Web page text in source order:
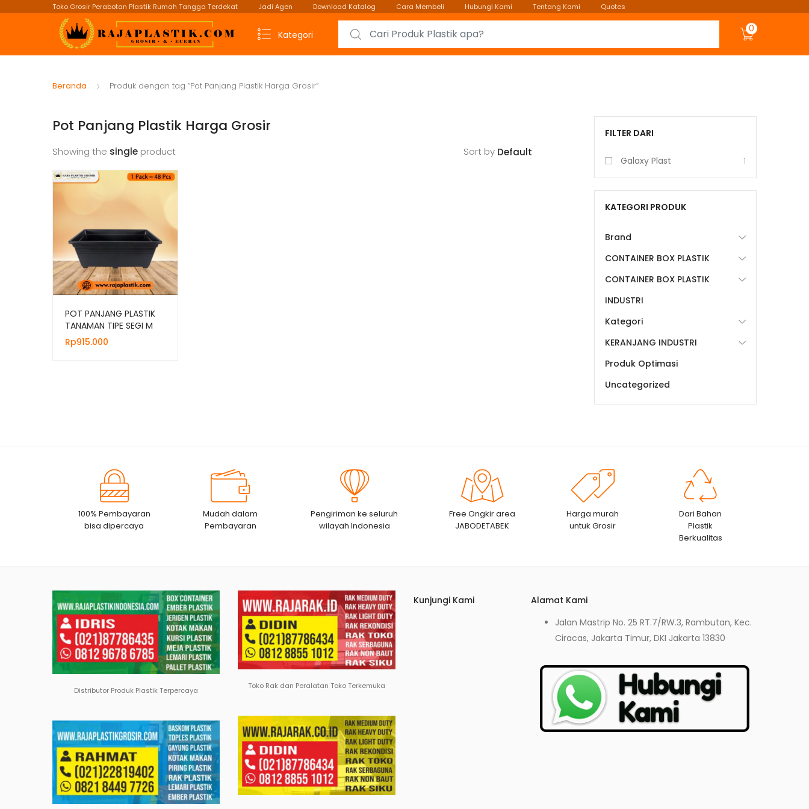
Toko Grosir Perabotan Plastik Rumah Tangga Terdekat Jadi Agen Download Katalog Cara Membeli Hubungi Kami Tentang Kami Quotes
Kategori
Search for: 0
Beranda Produk dengan tag “Pot Panjang Plastik Harga Grosir”
Pot Panjang Plastik Harga Grosir
Showing the single product Sort by
POT PANJANG PLASTIK
TANAMAN TIPE SEGI M
HITAM | HARGA GROSIR
Rp915.000
FILTER DARI
Galaxy Plast 1
KATEGORI PRODUK
Brand
CONTAINER BOX PLASTIK
CONTAINER BOX PLASTIK
INDUSTRI
Kategori
KERANJANG INDUSTRI
Produk Optimasi
Uncategorized
100% Pembayaran
bisa dipercaya
Mudah dalam
Pembayaran
Pengiriman ke seluruh
wilayah Indonesia
Free Ongkir area
JABODETABEK
Harga murah
untuk Grosir
Dari Bahan
Plastik
Berkualitas
Distributor Produk Plastik Terpercaya Toko Rak dan Peralatan Toko Terkemuka
Kunjungi Kami
Alamat Kami
Jalan Mastrip No. 25 RT.7/RW.3, Rambutan, Kec.
Ciracas, Jakarta Timur, DKI Jakarta 13830